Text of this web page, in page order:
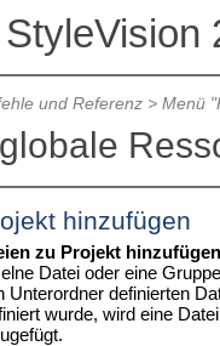
und Referenz> Menü
hinzufügen
zu Projekt hinzufügen
Datei oder eine
Unterordner definierten
wurde, wird eine